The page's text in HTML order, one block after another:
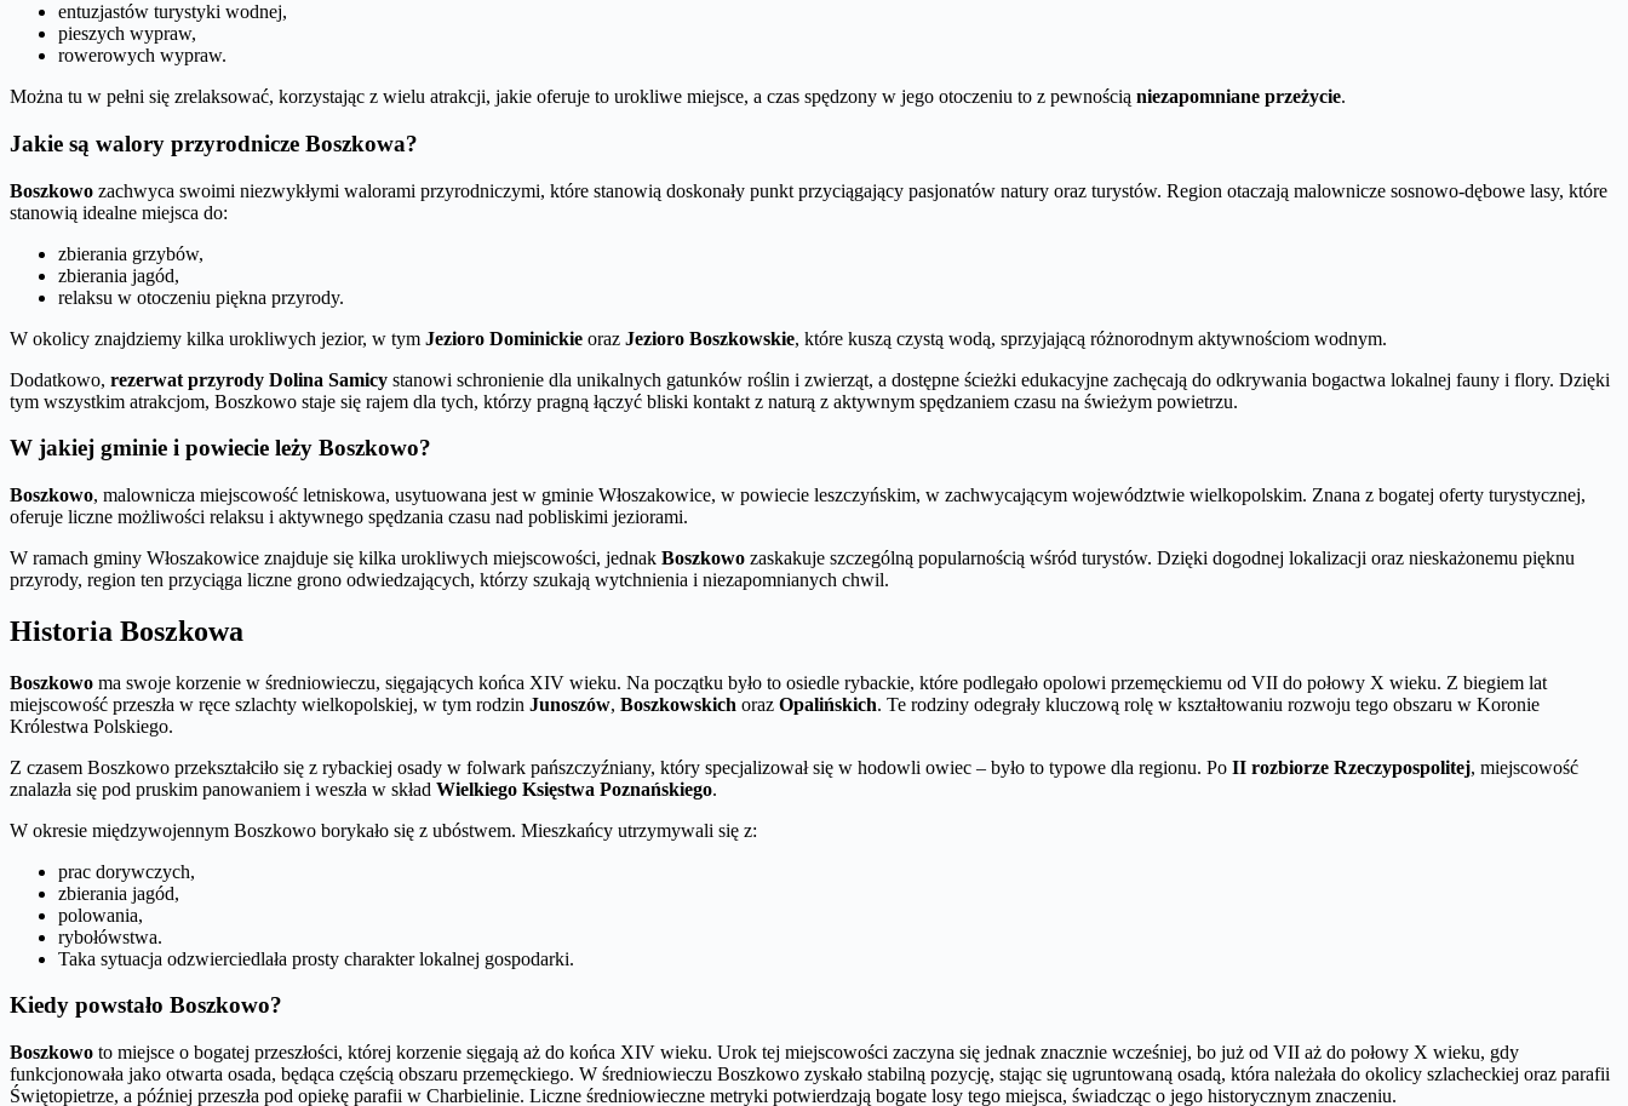
entuzjastów turystyki wodnej,
pieszych wypraw,
rowerowych wypraw.
Można tu w pełni się zrelaksować, korzystając z wielu atrakcji, jakie oferuje to urokliwe miejsce, a czas spędzony w jego otoczeniu to z pewnością niezapomniane przeżycie.
Jakie są walory przyrodnicze Boszkowa?
Boszkowo zachwyca swoimi niezwykłymi walorami przyrodniczymi, które stanowią doskonały punkt przyciągający pasjonatów natury oraz turystów. Region otaczają malownicze sosnowo-dębowe lasy, które
stanowią idealne miejsca do:
zbierania grzybów,
zbierania jagód,
relaksu w otoczeniu piękna przyrody.
W okolicy znajdziemy kilka urokliwych jezior, w tym Jezioro Dominickie oraz Jezioro Boszkowskie, które kuszą czystą wodą, sprzyjającą różnorodnym aktywnościom wodnym.
Dodatkowo, rezerwat przyrody Dolina Samicy stanowi schronienie dla unikalnych gatunków roślin i zwierząt, a dostępne ścieżki edukacyjne zachęcają do odkrywania bogactwa lokalnej fauny i flory. Dzięki
tym wszystkim atrakcjom, Boszkowo staje się rajem dla tych, którzy pragną łączyć bliski kontakt z naturą z aktywnym spędzaniem czasu na świeżym powietrzu.
W jakiej gminie i powiecie leży Boszkowo?
Boszkowo, malownicza miejscowość letniskowa, usytuowana jest w gminie Włoszakowice, w powiecie leszczyńskim, w zachwycającym województwie wielkopolskim. Znana z bogatej oferty turystycznej,
oferuje liczne możliwości relaksu i aktywnego spędzania czasu nad pobliskimi jeziorami.
W ramach gminy Włoszakowice znajduje się kilka urokliwych miejscowości, jednak Boszkowo zaskakuje szczególną popularnością wśród turystów. Dzięki dogodnej lokalizacji oraz nieskażonemu pięknu
przyrody, region ten przyciąga liczne grono odwiedzających, którzy szukają wytchnienia i niezapomnianych chwil.
Historia Boszkowa
Boszkowo ma swoje korzenie w średniowieczu, sięgających końca XIV wieku. Na początku było to osiedle rybackie, które podlegało opolowi przemęckiemu od VII do połowy X wieku. Z biegiem lat
miejscowość przeszła w ręce szlachty wielkopolskiej, w tym rodzin Junoszów, Boszkowskich oraz Opalińskich. Te rodziny odegrały kluczową rolę w kształtowaniu rozwoju tego obszaru w Koronie
Królestwa Polskiego.
Z czasem Boszkowo przekształciło się z rybackiej osady w folwark pańszczyźniany, który specjalizował się w hodowli owiec – było to typowe dla regionu. Po II rozbiorze Rzeczypospolitej, miejscowość
znalazła się pod pruskim panowaniem i weszła w skład Wielkiego Księstwa Poznańskiego.
W okresie międzywojennym Boszkowo borykało się z ubóstwem. Mieszkańcy utrzymywali się z:
prac dorywczych,
zbierania jagód,
polowania,
rybołówstwa.
Taka sytuacja odzwierciedlała prosty charakter lokalnej gospodarki.
Kiedy powstało Boszkowo?
Boszkowo to miejsce o bogatej przeszłości, której korzenie sięgają aż do końca XIV wieku. Urok tej miejscowości zaczyna się jednak znacznie wcześniej, bo już od VII aż do połowy X wieku, gdy
funkcjonowała jako otwarta osada, będąca częścią obszaru przemęckiego. W średniowieczu Boszkowo zyskało stabilną pozycję, stając się ugruntowaną osadą, która należała do okolicy szlacheckiej oraz parafii
Świętopietrze, a później przeszła pod opiekę parafii w Charbielinie. Liczne średniowieczne metryki potwierdzają bogate losy tego miejsca, świadcząc o jego historycznym znaczeniu.